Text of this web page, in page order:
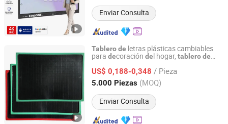
Enviar Consulta
Tablerode letras plásticas cambiables
para decoración del hogar, tablerode
US$ 0,188-0,348 / Pieza
5.000 Piezas (MOQ)
Enviar Consulta
Guangzhou Vitality Manufacturing&Export Co., Ltd
Guangdong, China Desde 2026